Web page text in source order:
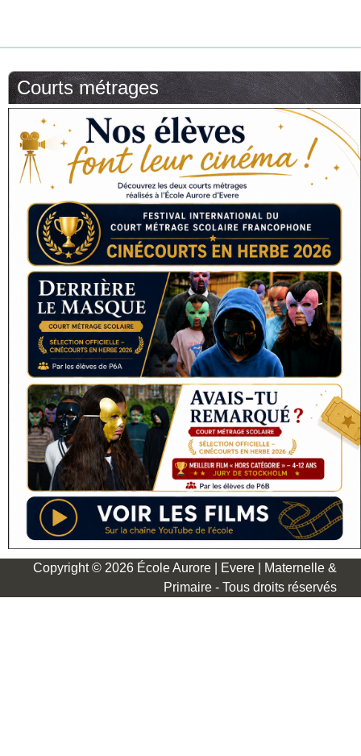
Courts métrages
Copyright © 2026 École Aurore | Evere | Maternelle &
Primaire - Tous droits réservés